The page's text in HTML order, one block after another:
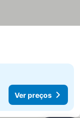
Ver preços